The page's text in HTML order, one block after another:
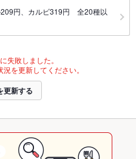
209円、カルビ319円 全20種以
失敗しました。
を更新してください。
更新する